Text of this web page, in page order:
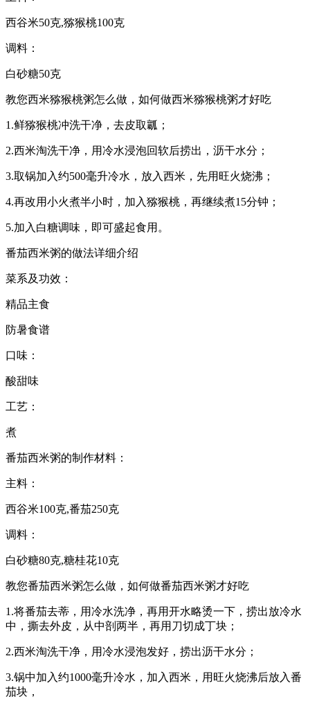
西谷米50克,猕猴桃100克
调料：
白砂糖50克
教您西米猕猴桃粥怎么做，如何做西米猕猴桃粥才好吃
1.鲜猕猴桃冲洗干净，去皮取瓤；
2.西米淘洗干净，用冷水浸泡回软后捞出，沥干水分；
3.取锅加入约500毫升冷水，放入西米，先用旺火烧沸；
4.再改用小火煮半小时，加入猕猴桃，再继续煮15分钟；
5.加入白糖调味，即可盛起食用。
番茄西米粥的做法详细介绍
菜系及功效：
精品主食
防暑食谱
口味：
酸甜味
工艺：
煮
番茄西米粥的制作材料：
主料：
西谷米100克,番茄250克
调料：
白砂糖80克,糖桂花10克
教您番茄西米粥怎么做，如何做番茄西米粥才好吃
1.将番茄去蒂，用冷水洗净，再用开水略烫一下，捞出放冷水
中，撕去外皮，从中剖两半，再用刀切成丁块；
2.西米淘洗干净，用冷水浸泡发好，捞出沥干水分；
3.锅中加入约1000毫升冷水，加入西米，用旺火烧沸后放入番
茄块，